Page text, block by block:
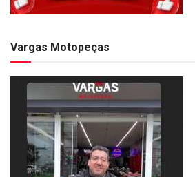
Vargas Motopeças